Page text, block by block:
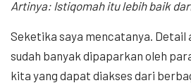
Artinya: Istiqomah itu lebih baik
Seketika saya mencatanya. Detail
sudah banyak dipaparkan oleh
kita yang dapat diakses dari